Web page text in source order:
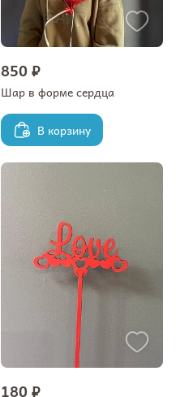
850 ₽
Шар в форме сердца
В корзину
180 ₽